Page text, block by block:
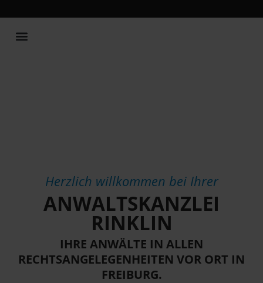
Herzlich willkommen bei Ihrer
ANWALTSKANZLEI
RINKLIN
IHRE ANWÄLTE IN ALLEN
RECHTSANGELEGENHEITEN VOR ORT IN
FREIBURG.